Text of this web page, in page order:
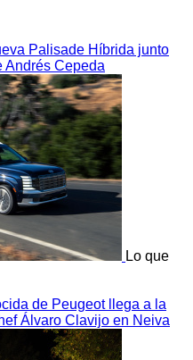
Palisade Híbrida junto
Andrés Cepeda
Lo que
de Peugeot llega a la
Álvaro Clavijo en Neiva